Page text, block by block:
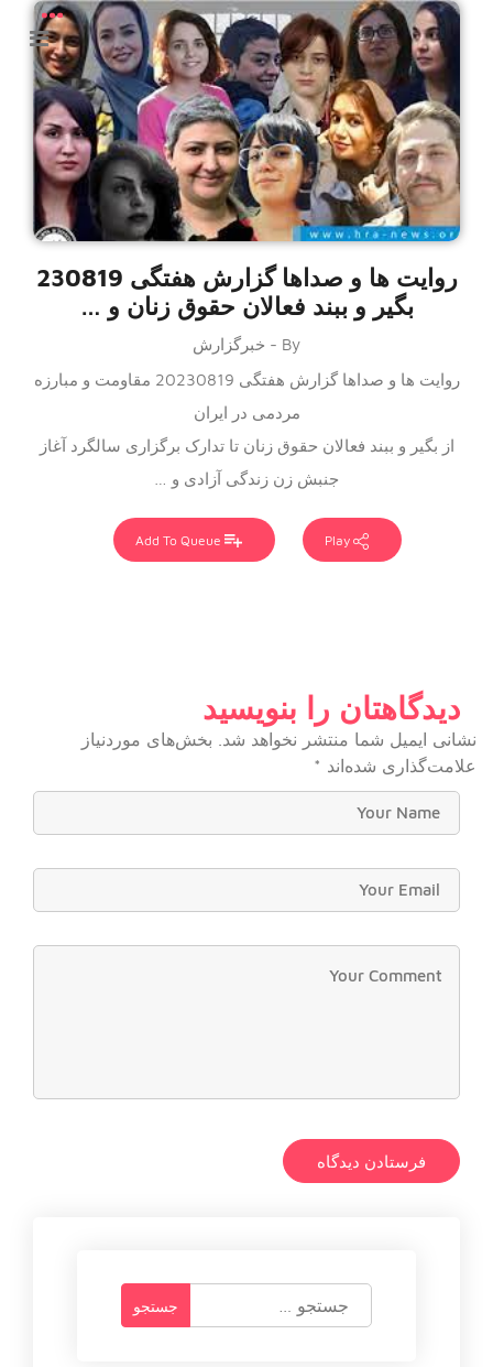
روایت ها و صداها گزارش هفتگی 230819
بگیر و ببند فعالان حقوق زنان و …
By - خبرگزارش
روایت ها و صداها گزارش هفتگی 20230819 مقاومت و مبارزه
مردمی در ایران
از بگیر و ببند فعالان حقوق زنان تا تدارک برگزاری سالگرد آغاز
جنبش زن زندگی آزادی و …
دیدگاهتان را بنویسید
نشانی ایمیل شما منتشر نخواهد شد.
بخش‌های موردنیاز
علامت‌گذاری شده‌اند *
س